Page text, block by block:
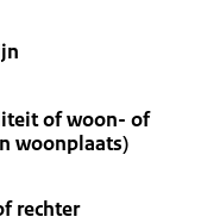
of woon- of
woonplaats)
rechter